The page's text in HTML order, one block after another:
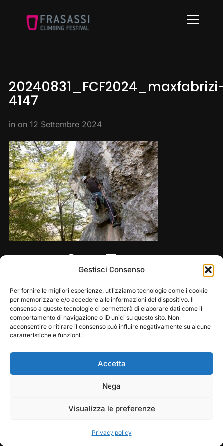
Gestisci Consenso
Per fornire le migliori esperienze, utilizziamo tecnologie come i cookie
per memorizzare e/o accedere alle informazioni del dispositivo. Il
consenso a queste tecnologie ci permetterà di elaborare dati come il
comportamento di navigazione o ID unici su questo sito. Non
acconsentire o ritirare il consenso può influire negativamente su alcune
caratteristiche e funzioni.
Accetta
Nega
Visualizza le preferenze
Privacy policy
Info
4147
in on 12 Settembre 2024
Copyright © 2026 — Frasassi Climbing Festival. All
Designed byWPZOOM